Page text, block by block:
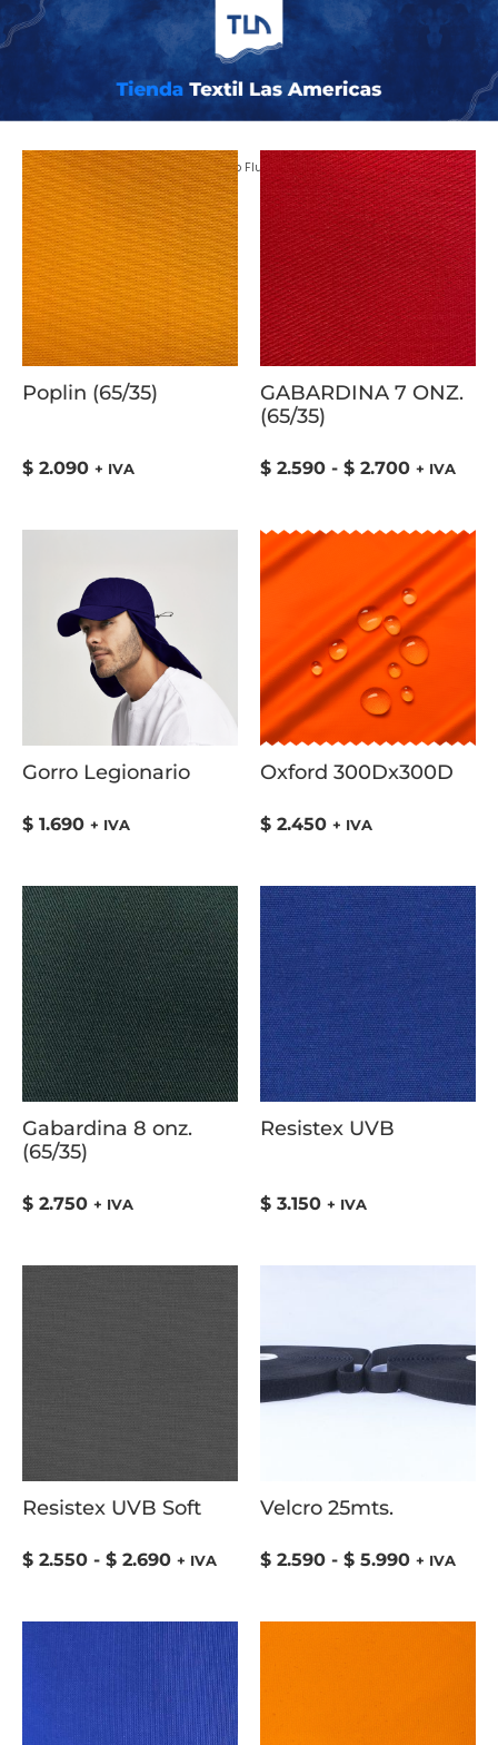
Inicio/ COLOR del producto / Naranjo Fluor
Poplin (65/35)
$ 2.090 + IVA
GABARDINA 7 ONZ.
(65/35)
$ 2.590 - $ 2.700 + IVA
Gorro Legionario
$ 1.690 + IVA
Oxford 300Dx300D
$ 2.450 + IVA
Gabardina 8 onz.
(65/35)
$ 2.750 + IVA
Resistex UVB
$ 3.150 + IVA
Resistex UVB Soft
$ 2.550 - $ 2.690 + IVA
Velcro 25mts.
$ 2.590 - $ 5.990 + IVA